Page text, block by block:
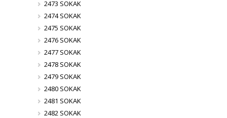
2473 SOKAK
2474 SOKAK
2475 SOKAK
2476 SOKAK
2477 SOKAK
2478 SOKAK
2479 SOKAK
2480 SOKAK
2481 SOKAK
2482 SOKAK